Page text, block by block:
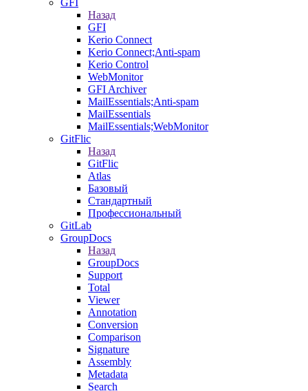
GFI
Назад
GFI
Kerio Connect
Kerio Connect;Anti-spam
Kerio Control
WebMonitor
GFI Archiver
MailEssentials;Anti-spam
MailEssentials
MailEssentials;WebMonitor
GitFlic
Назад
GitFlic
Atlas
Базовый
Стандартный
Профессиональный
GitLab
GroupDocs
Назад
GroupDocs
Support
Total
Viewer
Annotation
Conversion
Comparison
Signature
Assembly
Metadata
Search